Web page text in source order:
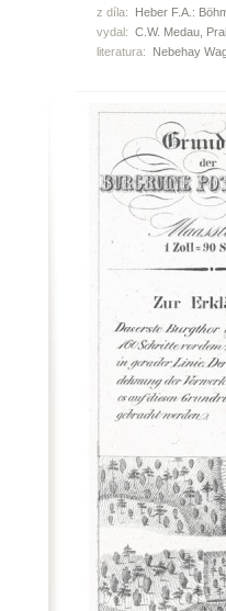
z díla:
Heber F.A.:
vydal: C.W. Medau,
literatura:
Nebehay